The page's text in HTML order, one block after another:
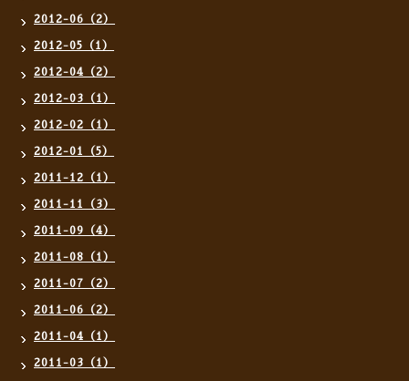
2012-06（2）
2012-05（1）
2012-04（2）
2012-03（1）
2012-02（1）
2012-01（5）
2011-12（1）
2011-11（3）
2011-09（4）
2011-08（1）
2011-07（2）
2011-06（2）
2011-04（1）
2011-03（1）